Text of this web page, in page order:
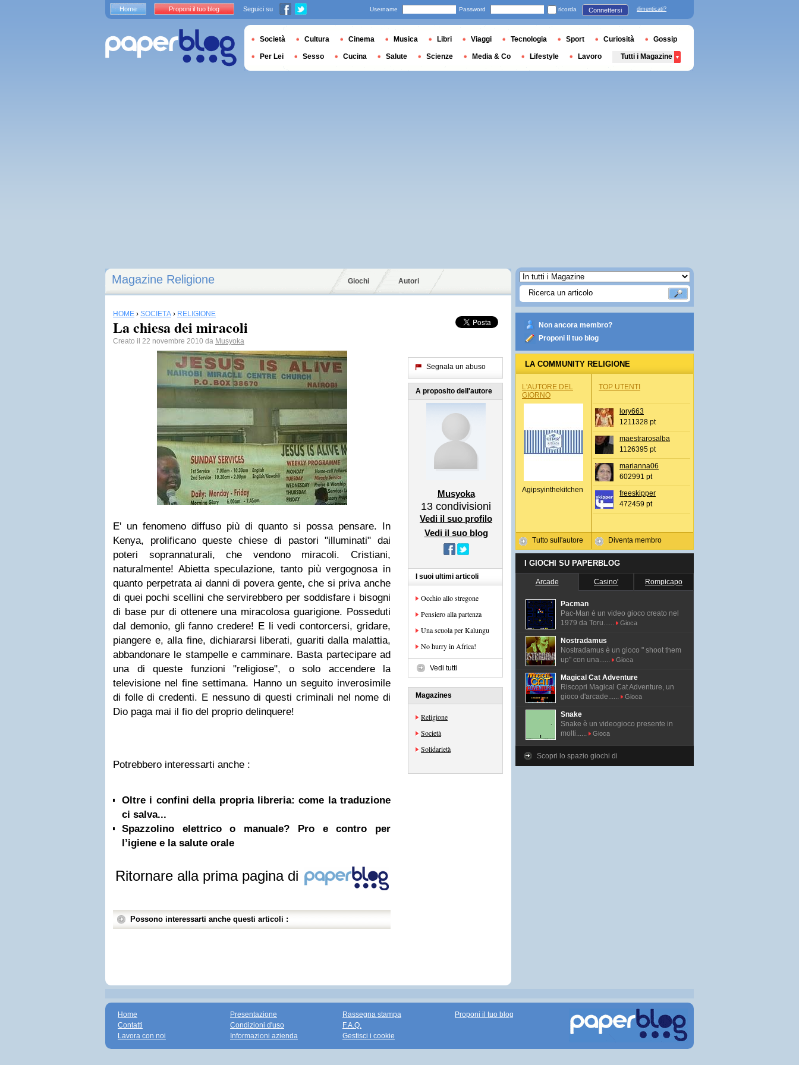
Magazine Religione Giochi Autori
HOME › SOCIETÀ › RELIGIONE
La chiesa dei miracoli
Creato il 22 novembre 2010 da Musyoka
E' un fenomeno diffuso più di quanto si possa pensare. In
Kenya, prolificano queste chiese di pastori "illuminati" dai
poteri soprannaturali, che vendono miracoli. Cristiani,
naturalmente! Abietta speculazione, tanto più vergognosa in
quanto perpetrata ai danni di povera gente, che si priva anche
di quei pochi scellini che servirebbero per soddisfare i bisogni
di base pur di ottenere una miracolosa guarigione. Posseduti
dal demonio, gli fanno credere! E li vedi contorcersi, gridare,
piangere e, alla fine, dichiararsi liberati, guariti dalla malattia,
abbandonare le stampelle e camminare. Basta partecipare ad
una di queste funzioni "religiose", o solo accendere la
televisione nel fine settimana. Hanno un seguito inverosimile
di folle di credenti. E nessuno di questi criminali nel nome di
Dio paga mai il fio del proprio delinquere!
Potrebbero interessarti anche :
Oltre i confini della propria libreria: come la traduzione
ci salva...
Spazzolino elettrico o manuale? Pro e contro per
l’igiene e la salute orale
Ritornare alla prima pagina di
Possono interessarti anche questi articoli :
Segnala un abuso
A proposito dell'autore
Musyoka
13 condivisioni
Vedi il suo profilo
Vedi il suo blog
I suoi ultimi articoli
Occhio allo stregone
Pensiero alla partenza
Una scuola per Kalungu
No hurry in Africa!
Vedi tutti
Magazines
Religione
Società
Solidarietà
Non ancora membro?
Proponi il tuo blog
LA COMMUNITY RELIGIONE
L'AUTORE DEL
GIORNO
Agipsyinthekitchen
Tutto sull'autore
TOP UTENTI
lory663
1211328 pt
maestrarosalba
1126395 pt
marianna06
602991 pt
freeskipper
472459 pt
Diventa membro
I GIOCHI SU PAPERBLOG
Arcade Casino' Rompicapo
Pacman
Pac-Man é un video gioco creato nel
1979 da Toru......
Gioca
Nostradamus
Nostradamus è un gioco " shoot them
up" con una......
Gioca
Magical Cat Adventure
Riscopri Magical Cat Adventure, un
gioco d'arcade......
Gioca
Snake
Snake è un videogioco presente in
molti......
Gioca
Scopri lo spazio giochi di
Home Proponi il tuo blog Seguici su Username Password ricorda Connettersi dimenticati?
Società Cultura Cinema Musica Libri Viaggi Tecnologia Sport Curiosità Gossip
Per Lei Sesso Cucina Salute Scienze Media & Co Lifestyle Lavoro Tutti i Magazine
Home
Contatti
Lavora con noi
Presentazione
Condizioni d'uso
Informazioni azienda
Rassegna stampa
F.A.Q.
Gestisci i cookie
Proponi il tuo blog